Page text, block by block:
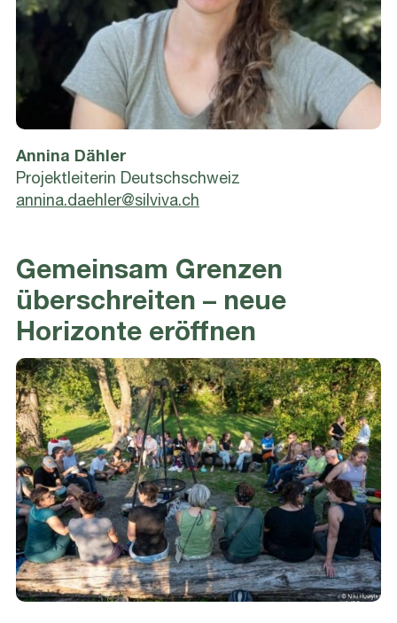
Annina Dähler
Projektleiterin Deutschschweiz
annina.daehler@silviva.ch
Gemeinsam Grenzen
überschreiten – neue
Horizonte eröffnen